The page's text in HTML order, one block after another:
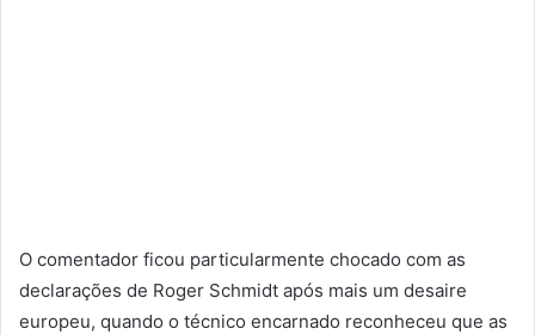
O comentador ficou particularmente chocado com as
declarações de Roger Schmidt após mais um desaire
europeu, quando o técnico encarnado reconheceu que as